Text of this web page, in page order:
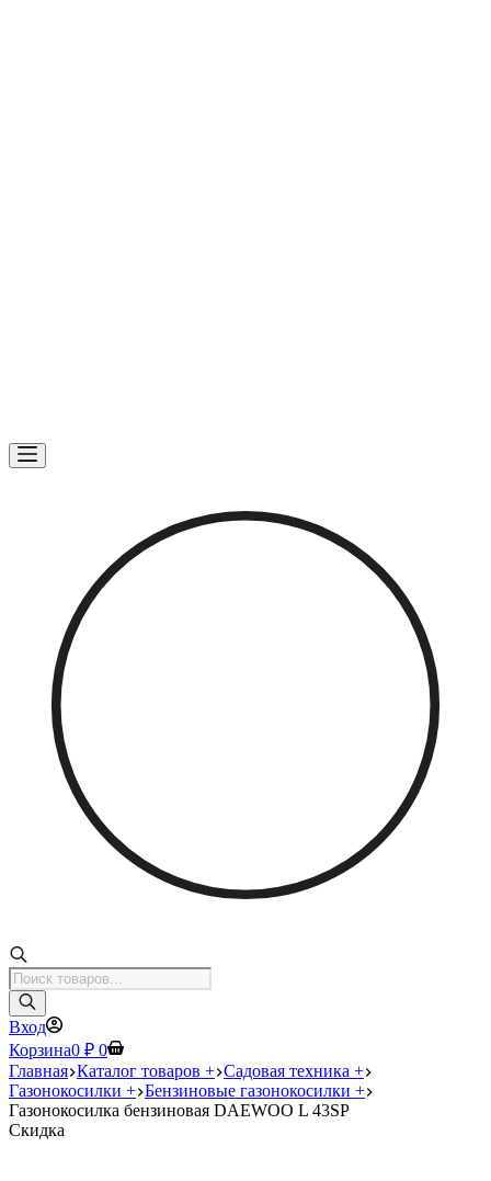
Поиск
товаров
Вход
Корзина0 ₽ 0
Главная Каталог товаров + Садовая техника +
Газонокосилки + Бензиновые газонокосилки +
Газонокосилка бензиновая DAEWOO L 43SP
Скидка